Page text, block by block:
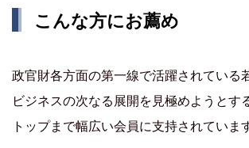
こんな方にお薦め
政官財各方面の第一線で活躍されている
ビジネスの次なる展開を見極めようとす
トップまで幅広い会員に支持されていま